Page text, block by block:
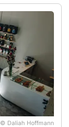
© Daliah Hoffmann